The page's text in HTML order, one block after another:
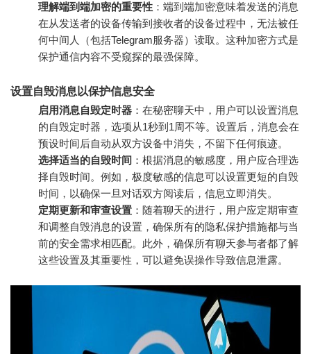
理解端到端加密的重要性 ：端到端加密意味着发送的消息
在从发送者的设备传输到接收者的设备过程中，无法被任
何中间人（包括Telegram服务器）读取。这种加密方式是
保护通信内容不受窥探的最强保障。
设置自毁消息以保护信息安全
启用消息自毁定时器 ：在秘密聊天中，用户可以设置消息
的自毁定时器，选项从1秒到1周不等。设置后，消息会在
预设时间后自动从双方设备中消失，不留下任何痕迹。
选择适当的自毁时间 ：根据消息的敏感度，用户应合理选
择自毁时间。例如，极度敏感的信息可以设置更短的自毁
时间，以确保一旦对话双方阅读后，信息立即消失。
定期更新和审查设置 ：随着聊天的进行，用户应定期审查
和调整自毁消息的设置，确保所有的隐私保护措施都与当
前的安全需求相匹配。此外，确保所有聊天参与者都了解
这些设置及其重要性，可以避免误操作导致信息泄露。